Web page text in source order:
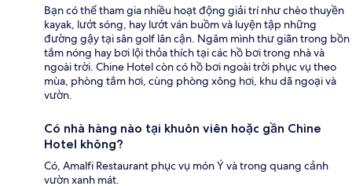
Bạn có thể tham gia nhiều hoạt động giải trí như chèo thuyền
kayak, lướt sóng, hay lướt ván buồm và luyện tập những
đường gậy tại sân golf lân cận. Ngâm mình thư giãn trong bồn
tắm nóng hay bơi lội thỏa thích tại các hồ bơi trong nhà và
ngoài trời. Chine Hotel còn có hồ bơi ngoài trời phục vụ theo
mùa, phòng tắm hơi, cùng phòng xông hơi, khu dã ngoại và
vườn.
Có nhà hàng nào tại khuôn viên hoặc gần Chine
Hotel không?
Có, Amalfi Restaurant phục vụ món Ý và trong quang cảnh
vườn xanh mát.